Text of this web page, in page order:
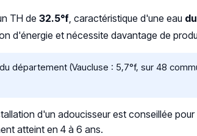
TH de 32.5°f, caractéristique d'une eau
d'énergie et nécessite davantage de
département (Vaucluse : 5,7°f, sur 48
d'un adoucisseur est conseillée
atteint en 4 à 6 ans.